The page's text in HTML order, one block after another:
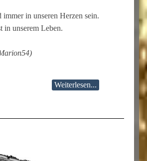
in unseren Herzen sein.
in unserem Leben.
Weiterlesen...